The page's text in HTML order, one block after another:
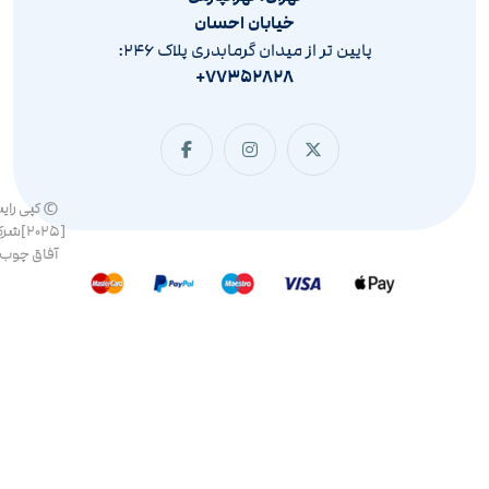
خیابان احسان
پایین تر از میدان گرمابدری پلاک ۲۴۶:
۷۷۳۵۲۸۲۸+
© کپی
آفاق